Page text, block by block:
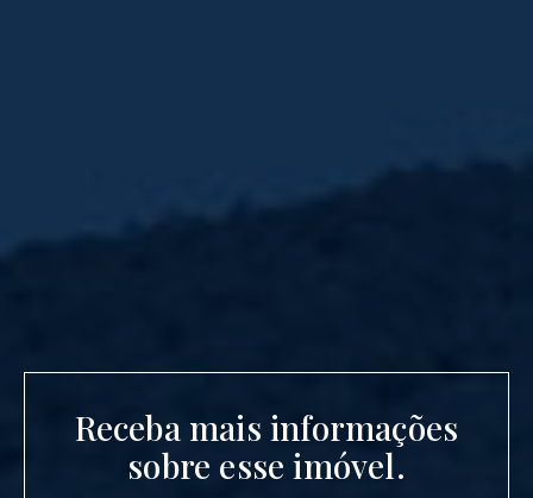
Receba mais informações
sobre esse imóvel.